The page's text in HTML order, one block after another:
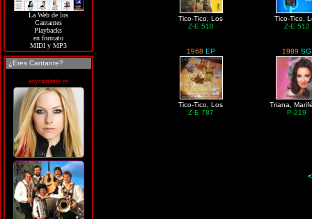
La Web de los
Cantantes
Playbacks
en formato
MIDI y MP3
¿Eres Cantante?
soycantante.es
Tico-Tico, Los
Z-E 510
Tico-Tico,
Z-E 512
1968 EP
Tico-Tico, Los
Z-E 787
1989SG
Triana,
P-219